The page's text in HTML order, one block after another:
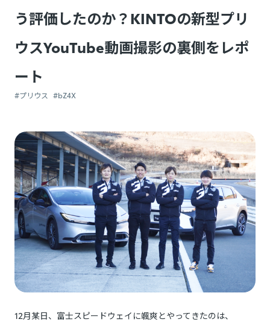
う評価したのか？KINTOの新型プリ
ウスYouTube動画撮影の裏側をレポ
ート
#プリウス #bZ4X
12月某日、富士スピードウェイに颯爽とやってきたのは、